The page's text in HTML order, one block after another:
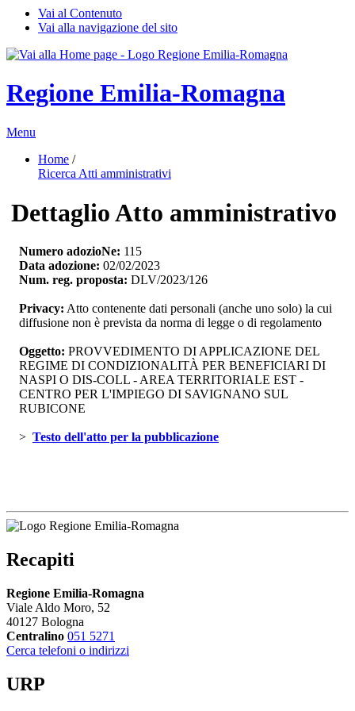
Vai al Contenuto
Vai alla navigazione del sito
Regione Emilia-Romagna
Menu
Home /
Ricerca Atti amministrativi
Dettaglio Atto amministrativo
Numero adozioNe: 115
Data adozione: 02/02/2023
Num. reg. proposta: DLV/2023/126
Privacy: Atto contenente dati personali (anche uno solo) la cui
diffusione non è prevista da norma di legge o di regolamento
Oggetto: PROVVEDIMENTO DI APPLICAZIONE DEL
REGIME DI CONDIZIONALITÀ PER BENEFICIARI DI
NASPI O DIS-COLL - AREA TERRITORIALE EST -
CENTRO PER L'IMPIEGO DI SAVIGNANO SUL
RUBICONE
> Testo dell'atto per la pubblicazione
Recapiti
Regione Emilia-Romagna
Viale Aldo Moro, 52
40127 Bologna
Centralino 051 5271
Cerca telefoni o indirizzi
URP